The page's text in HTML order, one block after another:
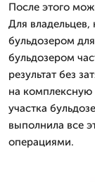
После этого
Для
бульдозером
бульдозером
результат без
на комплексную
участка
выполнила все
операциями.